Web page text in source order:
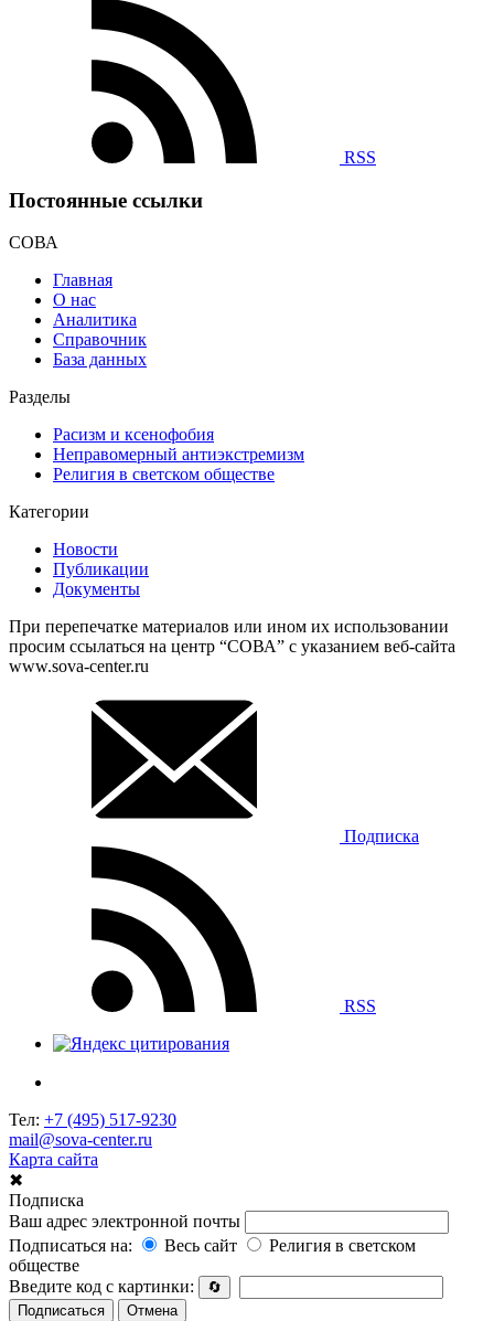
RSS
Постоянные ссылки
СОВА
Главная
О нас
Аналитика
Справочник
База данных
Разделы
Расизм и ксенофобия
Неправомерный антиэкстремизм
Религия в светском обществе
Категории
Новости
Публикации
Документы
При перепечатке материалов или ином их использовании
просим ссылаться на центр “СОВА” с указанием веб-сайта
www.sova-center.ru
Подписка
RSS
Тел: +7 (495) 517-9230
mail@sova-center.ru
Карта сайта
✖
Подписка
Ваш адрес электронной почты
Подписаться на:
Весь сайт
Религия в светском
обществе
Введите код с картинки:
🔄
Подписаться
Отмена